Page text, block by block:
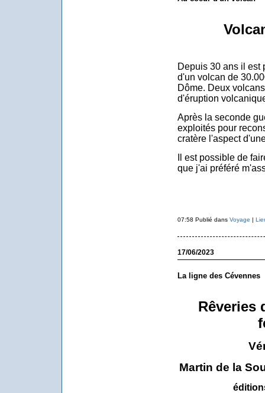
Depuis 30 ans il est
d'un volcan de
Dôme. Deux
d'éruption
Après la seconde
exploités pour
cratère l'aspect
Il est possible de
que j'ai préféré
07:58 Publié dans Voyage |
17/06/2023
La ligne des Cévennes
Rêveries
Martin de la